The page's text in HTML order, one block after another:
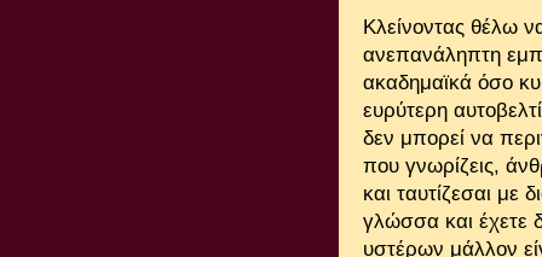
Κλείνοντας θέλω
ανεπανάληπτη
ακαδημαϊκά όσο
ευρύτερη
δεν μπορεί να
που γνωρίζεις,
και ταυτίζεσαι με
γλώσσα και έχετε
υστέρων μάλλον